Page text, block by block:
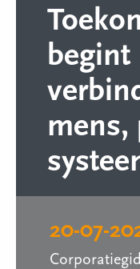
begint
mens,
20-07-